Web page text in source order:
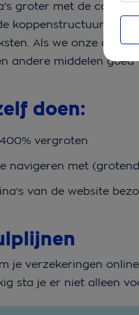
groter met de
koppenstructuur,
Als we onze app
andere middelen
doen:
vergroten
navigeren met
van de website
je verzekeringen
sta je er niet alleen